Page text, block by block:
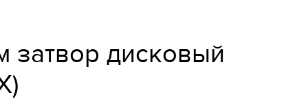
затвор дисковый